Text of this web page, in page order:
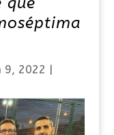
9, 2022 |